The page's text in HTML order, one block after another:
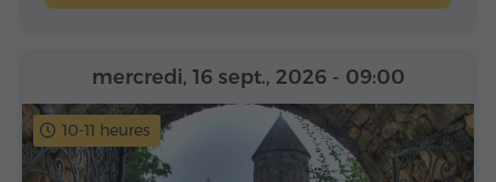
10-11 heures
mercredi, 16 sept., 2026 - 09:00